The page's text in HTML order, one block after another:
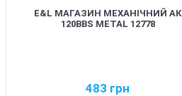
E&L МАГАЗИН МЕХАНІЧНИЙ АК
120BBS METAL 12778
483 грн